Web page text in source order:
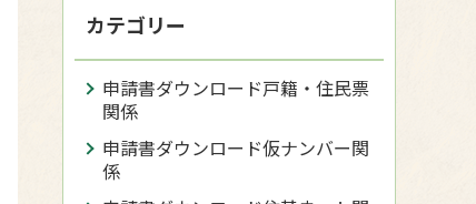
カテゴリー
申請書ダウンロード戸籍・住民票
関係
申請書ダウンロード仮ナンバー関
係